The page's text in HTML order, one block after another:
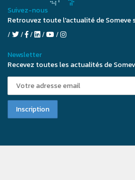
Suivez-nous
Retrouvez toute l'actualité de Someve
Newsletter
Recevez toutes les actualités de